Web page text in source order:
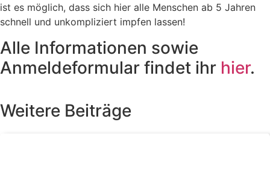
ist es möglich, dass sich hier alle Menschen ab 5 Jahren
schnell und unkompliziert impfen lassen!
Alle Informationen sowie
Anmeldeformular findet ihr hier.
Weitere Beiträge